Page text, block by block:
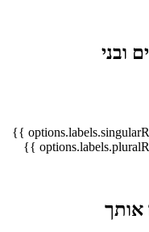
ובני
אותך